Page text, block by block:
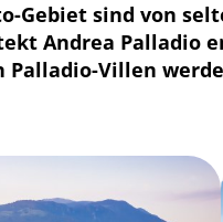
sind von
Andrea
Villen